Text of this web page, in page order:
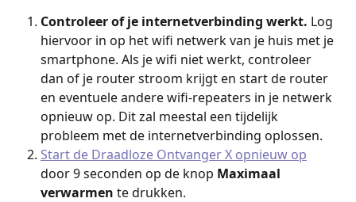
Controleer of je internetverbinding werkt. Log
hiervoor in op het wifi netwerk van je huis met je
smartphone. Als je wifi niet werkt, controleer
dan of je router stroom krijgt en start de router
en eventuele andere wifi-repeaters in je netwerk
opnieuw op. Dit zal meestal een tijdelijk
probleem met de internetverbinding oplossen.
Start de Draadloze Ontvanger X opnieuw op
door 9 seconden op de knop Maximaal
verwarmen te drukken.